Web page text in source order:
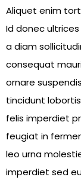
Aliquet enim
Id donec
a diam
consequat
ornare
tincidunt
felis imperdiet
feugiat in
leo urna
imperdiet sed